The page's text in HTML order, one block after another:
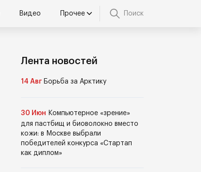
Видео Прочее Поиск
Лента новостей
14 Авг Борьба за Арктику
30 Июн Компьютерное «зрение»
для пастбищ и биоволокно вместо
кожи: в Москве выбрали
победителей конкурса «Стартап
как диплом»